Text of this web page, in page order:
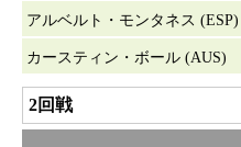
アルベルト・モンタネス (ESP)
カースティン・ボール (AUS)
2回戦